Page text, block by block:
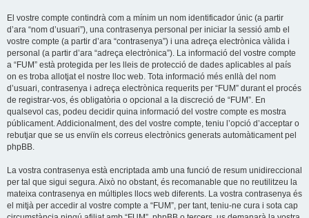
El vostre compte contindrà com a mínim un nom identificador únic (a partir
d’ara “nom d’usuari”), una contrasenya personal per iniciar la sessió amb el
vostre compte (a partir d’ara “contrasenya”) i una adreça electrònica vàlida i
personal (a partir d’ara “adreça electrònica”). La informació del vostre compte
a “FUM” està protegida per les lleis de protecció de dades aplicables al país
on es troba allotjat el nostre lloc web. Tota informació més enllà del nom
d’usuari, contrasenya i adreça electrònica requerits per “FUM” durant el procés
de registrar-vos, és obligatòria o opcional a la discreció de “FUM”. En
qualsevol cas, podeu decidir quina informació del vostre compte es mostra
públicament. Addicionalment, des del vostre compte, teniu l’opció d’acceptar o
rebutjar que se us enviïn els correus electrònics generats automàticament pel
phpBB.
La vostra contrasenya està encriptada amb una funció de resum unidireccional
per tal que sigui segura. Això no obstant, és recomanable que no reutilitzeu la
mateixa contrasenya en múltiples llocs web diferents. La vostra contrasenya és
el mitjà per accedir al vostre compte a “FUM”, per tant, teniu-ne cura i sota cap